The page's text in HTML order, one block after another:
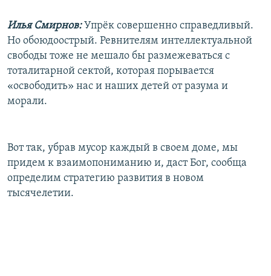
Илья Смирнов:Упрёк совершенно справедливый.
Но обоюдоострый. Ревнителям интеллектуальной
свободы тоже не мешало бы размежеваться с
тоталитарной сектой, которая порывается
«освободить» нас и наших детей от разума и
морали.
Вот так, убрав мусор каждый в своем доме, мы
придем к взаимопониманию и, даст Бог, сообща
определим стратегию развития в новом
тысячелетии.